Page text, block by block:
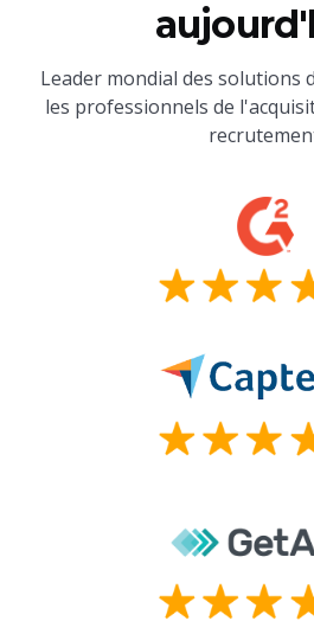
Leader mondial des solutions
les professionnels de